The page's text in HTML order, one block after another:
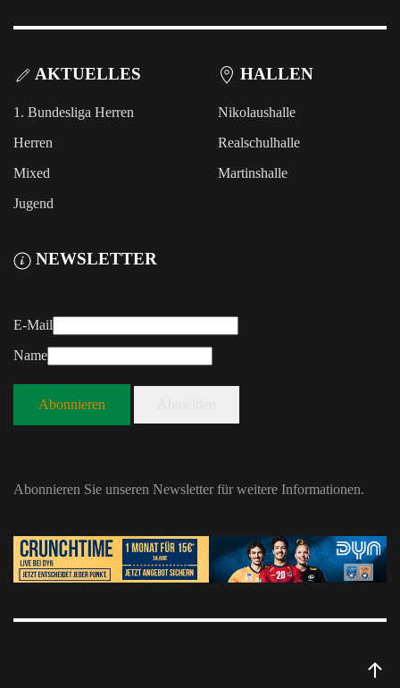
AKTUELLES
1. Bundesliga Herren
Herren
Mixed
Jugend
HALLEN
Nikolaushalle
Realschulhalle
Martinshalle
NEWSLETTER
E-Mail
Name
Abonnieren
Abonnieren Sie unseren Newsletter für weitere Informationen.